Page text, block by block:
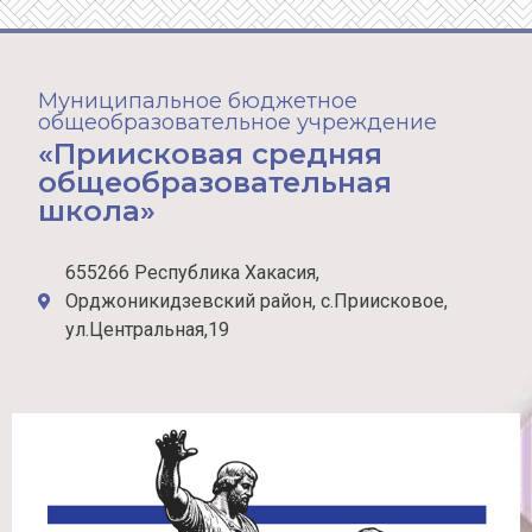
Муниципальное бюджетное
общеобразовательное учреждение
«Приисковая средняя
общеобразовательная
школа»
655266 Республика Хакасия,
Орджоникидзевский район, с.Приисковое,
ул.Центральная,19